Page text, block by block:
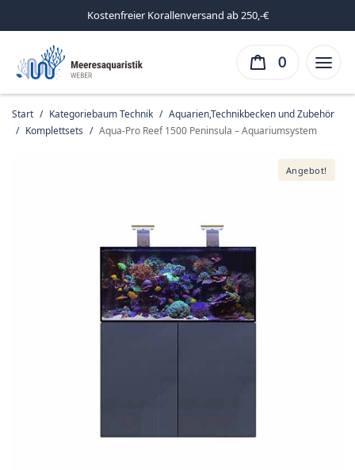
Kostenfreier Korallenversand ab 250,-€
0
Start / Kategoriebaum Technik / Aquarien,Technikbecken und Zubehör
/ Komplettsets / Aqua-Pro Reef 1500 Peninsula – Aquariumsystem
Angebot!